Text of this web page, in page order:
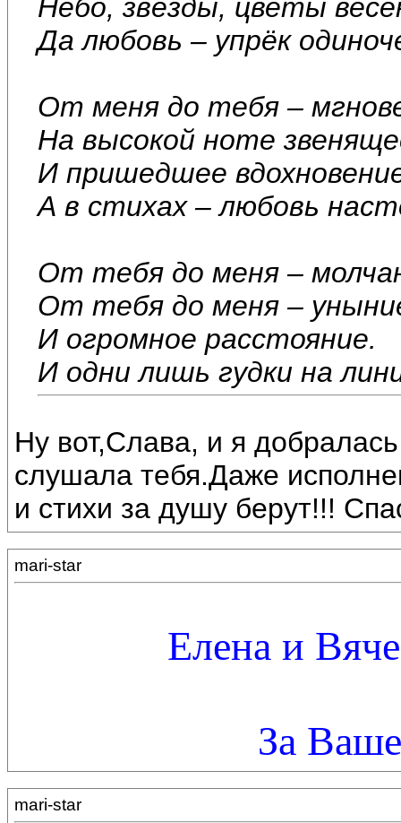
Небо, звёзды, цветы
Да любовь – упрёк
От меня до тебя –
На высокой ноте
И пришедшее
А в стихах – любовь
От тебя до меня –
От тебя до меня –
И огромное расстояние.
И одни лишь гудки на
Ну вот,Слава, и я
слушала тебя.Даже
и стихи за душу берут!!!
mari-star
Елена и
За
mari-star